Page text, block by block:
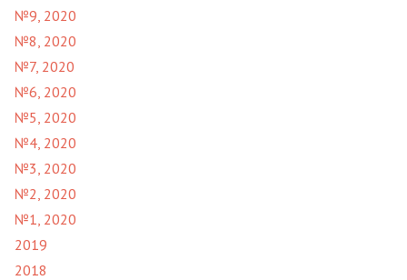
№9, 2020
№8, 2020
№7, 2020
№6, 2020
№5, 2020
№4, 2020
№3, 2020
№2, 2020
№1, 2020
2019
2018